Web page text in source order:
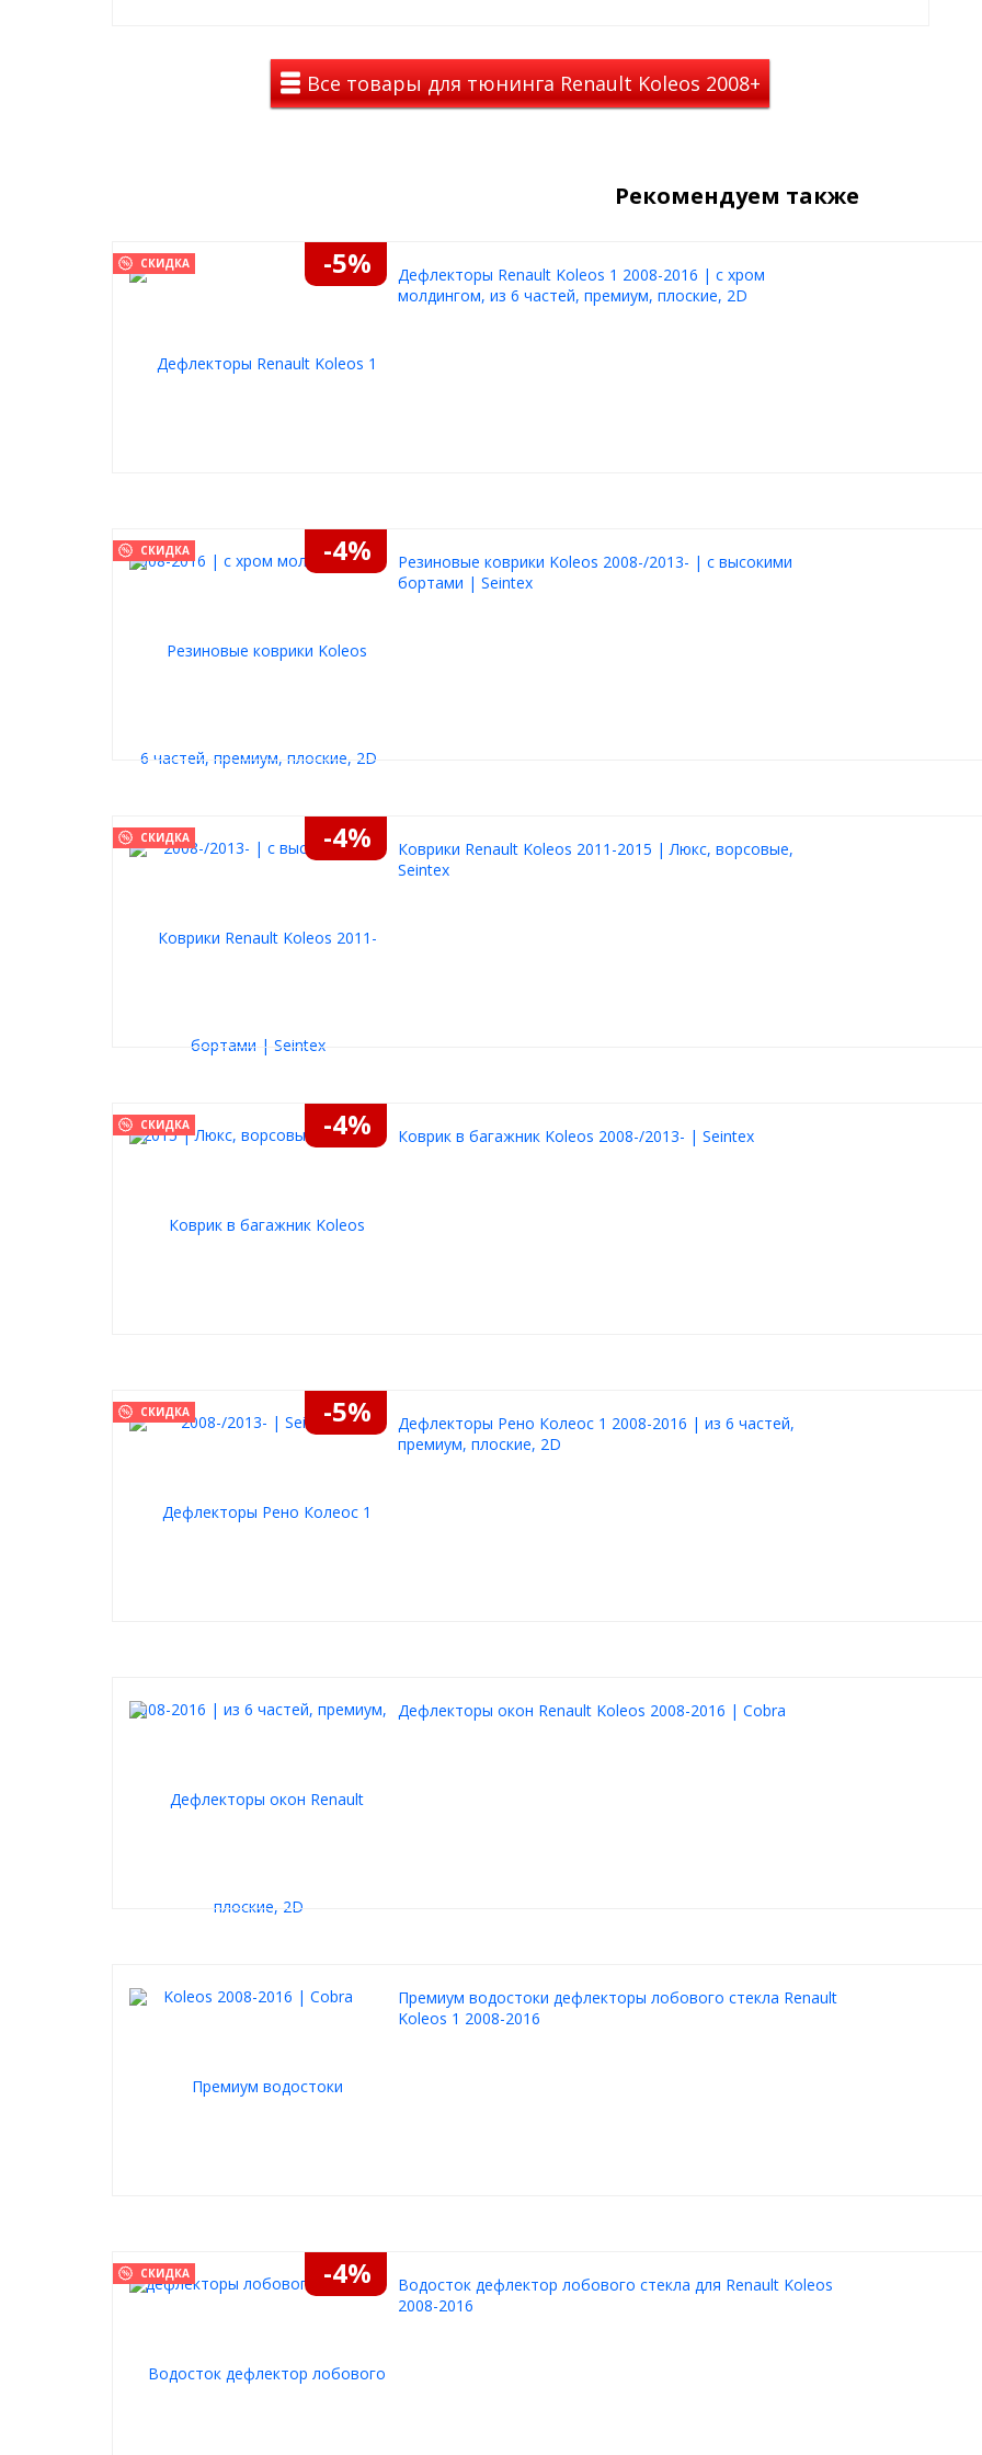
Все товары для тюнинга Renault Koleos 2008+
Рекомендуем также
СКИДКА -5%
Дефлекторы Renault Koleos 1 2008-2016 | с хром
молдингом, из 6 частей, премиум, плоские, 2D
СКИДКА -4%
Резиновые коврики Koleos 2008-/2013- | с высокими
бортами | Seintex
СКИДКА -4%
Коврики Renault Koleos 2011-2015 | Люкс, ворсовые,
Seintex
СКИДКА -4% Коврик в багажник Koleos 2008-/2013- | Seintex
СКИДКА -5%
Дефлекторы Рено Колеос 1 2008-2016 | из 6 частей,
премиум, плоские, 2D
Дефлекторы окон Renault Koleos 2008-2016 | Cobra
Премиум водостоки дефлекторы лобового стекла Renault
Koleos 1 2008-2016
СКИДКА -4%
Водосток дефлектор лобового стекла для Renault Koleos
2008-2016